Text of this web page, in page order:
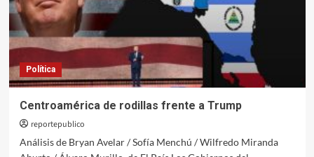
entretelones
Política
Centroamérica de rodillas frente a Trump
reportepublico
Análisis de Bryan Avelar / Sofía Menchú / Wilfredo Miranda